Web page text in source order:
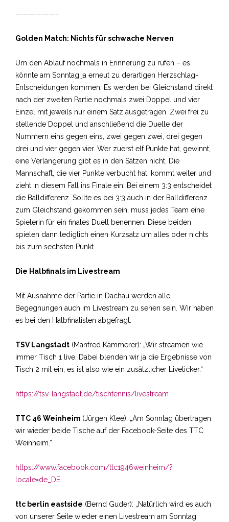
——————-
Golden Match: Nichts für schwache Nerven
Um den Ablauf nochmals in Erinnerung zu rufen – es
könnte am Sonntag ja erneut zu derartigen Herzschlag-
Entscheidungen kommen: Es werden bei Gleichstand direkt
nach der zweiten Partie nochmals zwei Doppel und vier
Einzel mit jeweils nur einem Satz ausgetragen. Zwei frei zu
stellende Doppel und anschließend die Duelle der
Nummern eins gegen eins, zwei gegen zwei, drei gegen
drei und vier gegen vier. Wer zuerst elf Punkte hat, gewinnt,
eine Verlängerung gibt es in den Sätzen nicht. Die
Mannschaft, die vier Punkte verbucht hat, kommt weiter und
zieht in diesem Fall ins Finale ein. Bei einem 3:3 entscheidet
die Balldifferenz. Sollte es bei 3:3 auch in der Balldifferenz
zum Gleichstand gekommen sein, muss jedes Team eine
Spielerin für ein finales Duell benennen. Diese beiden
spielen dann lediglich einen Kurzsatz um alles oder nichts
bis zum sechsten Punkt.
Die Halbfinals im Livestream
Mit Ausnahme der Partie in Dachau werden alle
Begegnungen auch im Livestream zu sehen sein. Wir haben
es bei den Halbfinalisten abgefragt.
TSV Langstadt (Manfred Kämmerer): „Wir streamen wie
immer Tisch 1 live. Dabei blenden wir ja die Ergebnisse von
Tisch 2 mit ein, es ist also wie ein zusätzlicher Liveticker.“
https://tsv-langstadt.de/tischtennis/livestream
TTC 46 Weinheim (Jürgen Klee): „Am Sonntag übertragen
wir wieder beide Tische auf der Facebook-Seite des TTC
Weinheim.“
https://www.facebook.com/ttc1946weinheim/?
locale=de_DE
ttc berlin eastside (Bernd Guder): „Natürlich wird es auch
von unserer Seite wieder einen Livestream am Sonntag